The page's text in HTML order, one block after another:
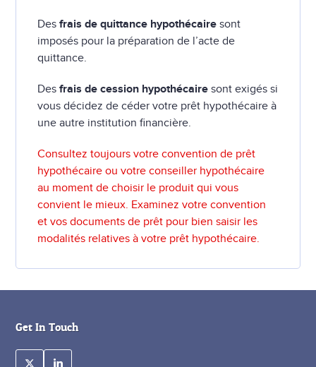
Desfrais de quittance hypothécairesont
imposés pour la préparation de l’acte de
quittance.
Desfrais de cession hypothécaire sont exigés si
vous décidez de céder votre prêt hypothécaire à
une autre institution financière.
Consultez toujours votre convention de prêt
hypothécaire ou votre conseiller hypothécaire
au moment de choisir le produit qui vous
convient le mieux. Examinez votre convention
et vos documents de prêt pour bien saisir les
modalités relatives à votre prêt hypothécaire.
Get In Touch